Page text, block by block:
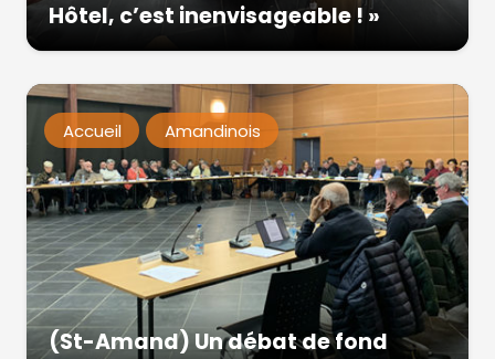
Hôtel, c’est inenvisageable ! »
Accueil Amandinois
(St-Amand) Un débat de fond